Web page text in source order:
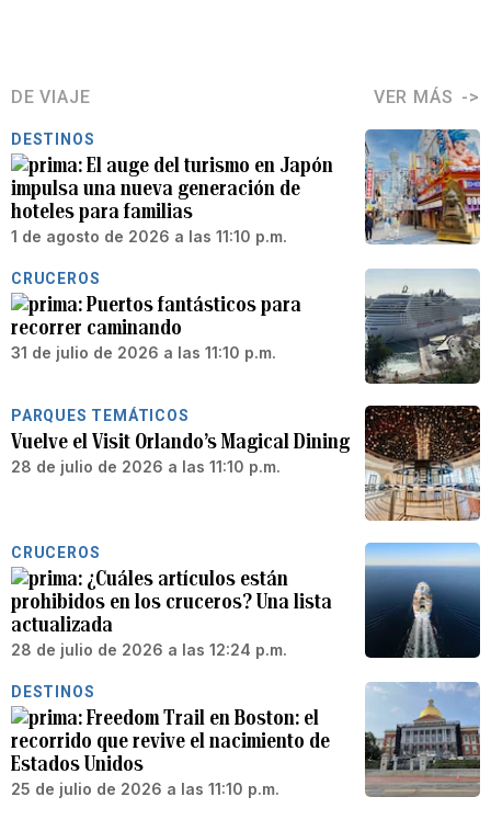
DE VIAJE VER MÁS
DESTINOS
El auge del turismo en Japón
impulsa una nueva generación de
hoteles para familias
1 de agosto de 2026 a las 11:10 p.m.
CRUCEROS
Puertos fantásticos para
recorrer caminando
31 de julio de 2026 a las 11:10 p.m.
PARQUES TEMÁTICOS
Vuelve el Visit Orlando’s Magical Dining
28 de julio de 2026 a las 11:10 p.m.
CRUCEROS
¿Cuáles artículos están
prohibidos en los cruceros? Una lista
actualizada
28 de julio de 2026 a las 12:24 p.m.
DESTINOS
Freedom Trail en Boston: el
recorrido que revive el nacimiento de
Estados Unidos
25 de julio de 2026 a las 11:10 p.m.